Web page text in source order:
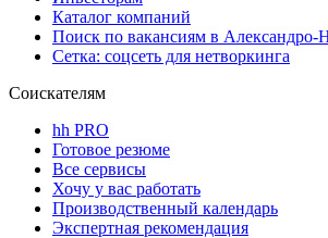
Каталог компаний
Поиск по вакансиям в Александро-
Сетка: соцсеть для нетворкинга
Соискателям
hh PRO
Готовое резюме
Все сервисы
Хочу у вас работать
Производственный календарь
Экспертная рекомендация